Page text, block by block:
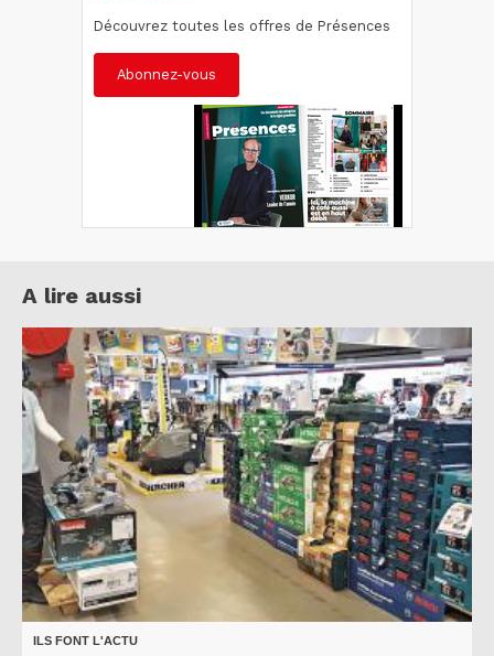
Découvrez toutes les offres de Présences
Abonnez-vous
A lire aussi
ILS FONT L'ACTU